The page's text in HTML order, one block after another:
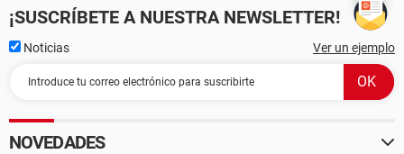
¡SUSCRÍBETE A NUESTRA NEWSLETTER!
Noticias Ver un ejemplo
NOVEDADES